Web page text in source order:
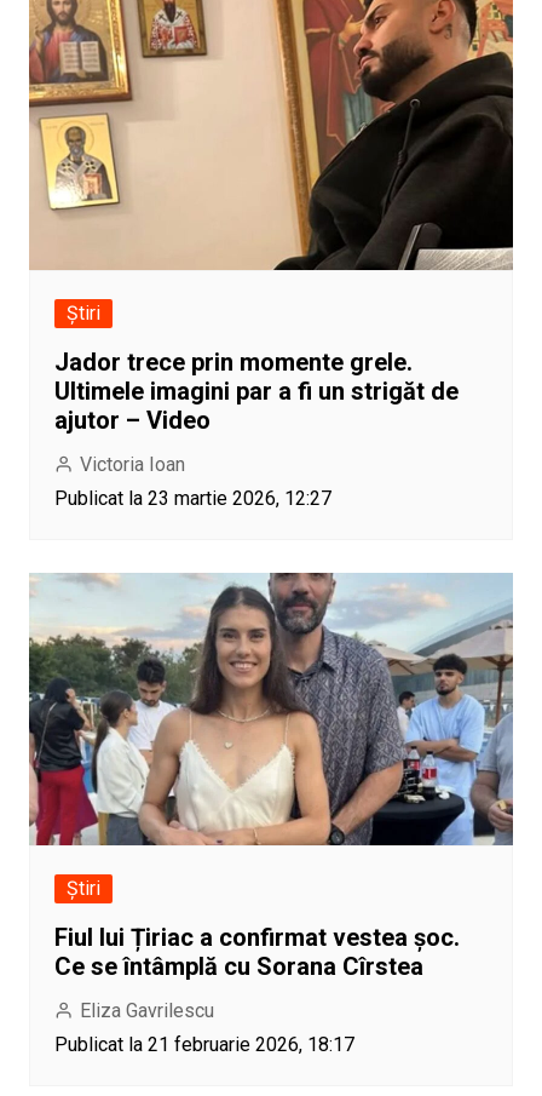
Știri
Jador trece prin momente grele.
Ultimele imagini par a fi un strigăt de
ajutor – Video
Victoria Ioan
Publicat la 23 martie 2026, 12:27
Știri
Fiul lui Țiriac a confirmat vestea șoc.
Ce se întâmplă cu Sorana Cîrstea
Eliza Gavrilescu
Publicat la 21 februarie 2026, 18:17